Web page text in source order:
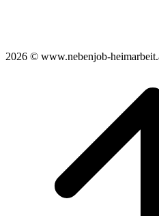
2026 © www.nebenjob-